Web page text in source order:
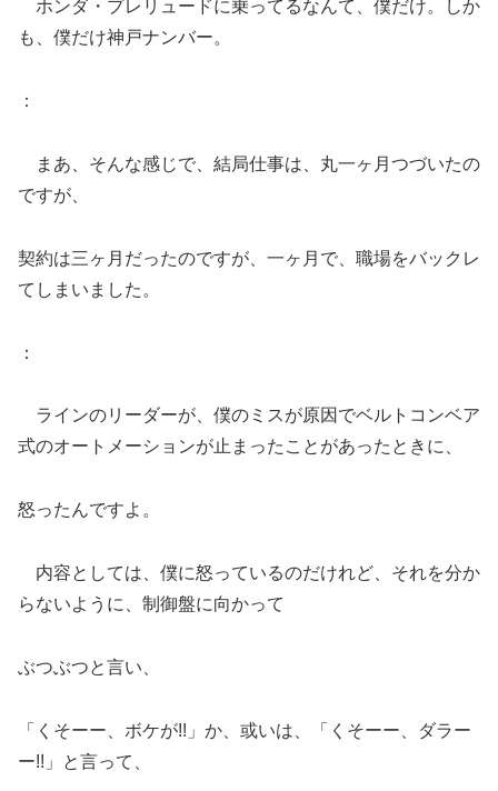
ホンダ・プレリュードに乗ってるなんて、僕だけ。しか
も、僕だけ神戸ナンバー。
：
まあ、そんな感じで、結局仕事は、丸一ヶ月つづいたの
ですが、
契約は三ヶ月だったのですが、一ヶ月で、職場をバックレ
てしまいました。
：
ラインのリーダーが、僕のミスが原因でベルトコンベア
式のオートメーションが止まったことがあったときに、
怒ったんですよ。
内容としては、僕に怒っているのだけれど、それを分か
らないように、制御盤に向かって
ぶつぶつと言い、
「くそーー、ボケが!!」か、或いは、「くそーー、ダラー
ー!!」と言って、